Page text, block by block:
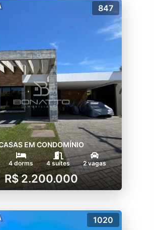
847
EM CONDOMÍNIO
4 dorms 4 suítes 2 vagas
R$ 2.200.000
1020